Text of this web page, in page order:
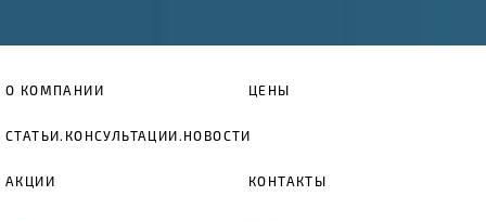
О КОМПАНИИ ЦЕНЫ
СТАТЬИ.КОНСУЛЬТАЦИИ.НОВОСТИ
АКЦИИ КОНТАКТЫ